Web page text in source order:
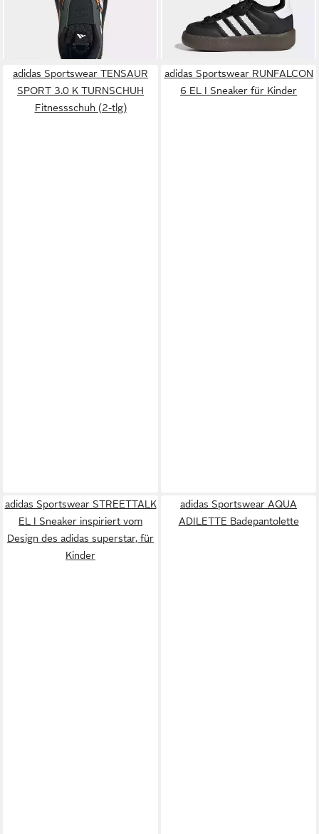
adidas Sportswear TENSAUR
SPORT 3.0 K TURNSCHUH
Fitnessschuh (2-tlg)
adidas Sportswear RUNFALCON
6 EL I Sneaker für Kinder
adidas Sportswear STREETTALK
EL I Sneaker inspiriert vom
Design des adidas superstar, für
Kinder
adidas Sportswear AQUA
ADILETTE Badepantolette